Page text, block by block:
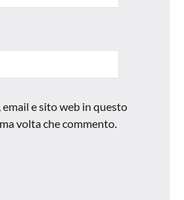
email e sito web in questo
volta che commento.